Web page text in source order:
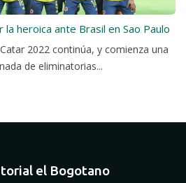
la heroica ante Brasil en Sao Paulo
2022 continúa, y comienza una
de eliminatorias...
el Bogotano